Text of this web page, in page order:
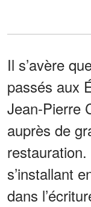
Il s’avère
passés aux
Jean-Pierre
auprès de
s’installant
dans